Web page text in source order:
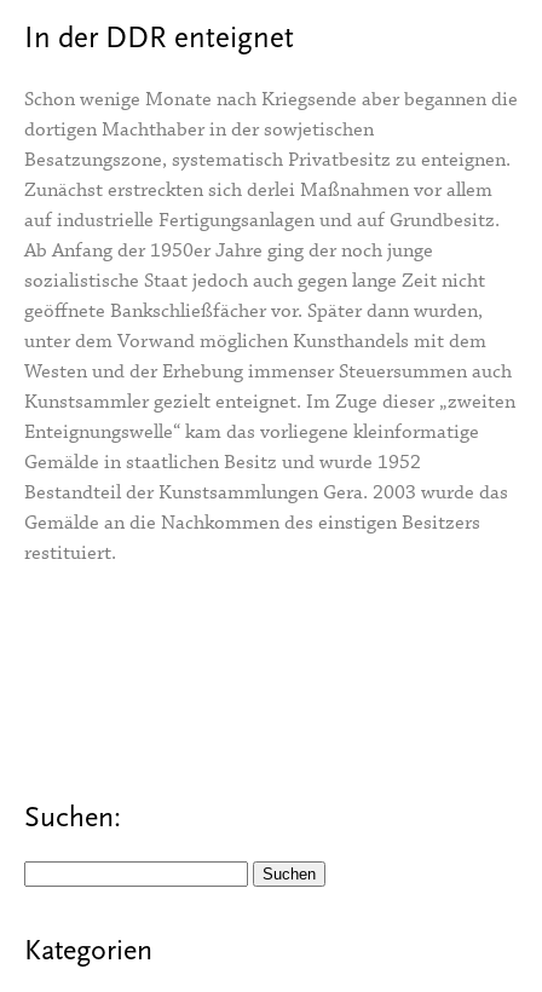
In der DDR enteignet
Schon wenige Monate nach Kriegsende aber begannen die
dortigen Machthaber in der sowjetischen
Besatzungszone, systematisch Privatbesitz zu enteignen.
Zunächst erstreckten sich derlei Maßnahmen vor allem
auf industrielle Fertigungsanlagen und auf Grundbesitz.
Ab Anfang der 1950er Jahre ging der noch junge
sozialistische Staat jedoch auch gegen lange Zeit nicht
geöffnete Bankschließfächer vor. Später dann wurden,
unter dem Vorwand möglichen Kunsthandels mit dem
Westen und der Erhebung immenser Steuersummen auch
Kunstsammler gezielt enteignet. Im Zuge dieser „zweiten
Enteignungswelle“ kam das vorliegene kleinformatige
Gemälde in staatlichen Besitz und wurde 1952
Bestandteil der Kunstsammlungen Gera. 2003 wurde das
Gemälde an die Nachkommen des einstigen Besitzers
restituiert.
Suchen:
Kategorien